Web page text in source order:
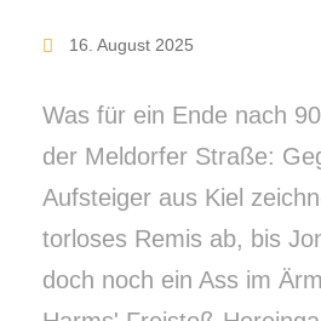
16. August 2025
Was für ein Ende nach
der Meldorfer Straße:
Aufsteiger aus Kiel
torloses Remis ab, bis
doch noch ein Ass im